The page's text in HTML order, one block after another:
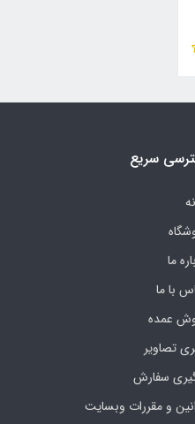
سریع
ما
با ما
عمده
تصاویر
سفارش
و مقررات وبسایت